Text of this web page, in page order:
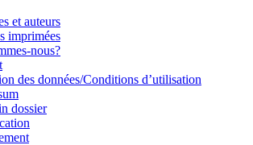
et auteurs
imprimées
nous?
des données/Conditions d’utilisation
dossier